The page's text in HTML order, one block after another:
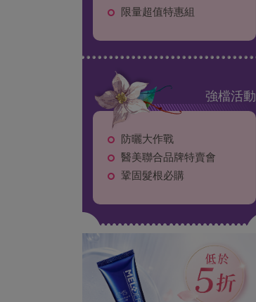
限量超值特惠組
強檔活動
防曬大作戰
醫美聯合品牌特賣會
鞏固髮根必購